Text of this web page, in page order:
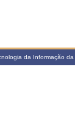
da Informação